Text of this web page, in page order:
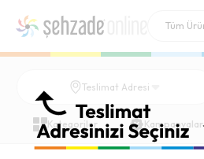
Teslimat Adresi
Kategoriler Kampanyalar